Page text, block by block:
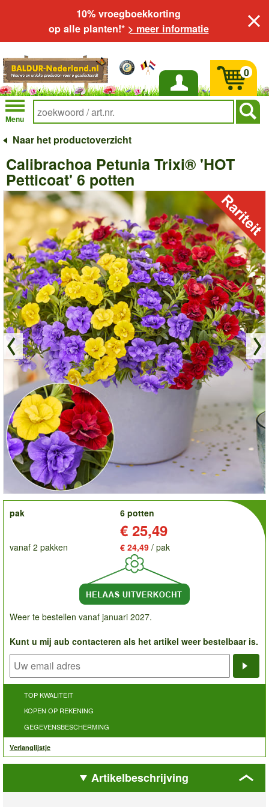
10% vroegboekkorting
op alle planten!* > meer informatie
Inloggen
Menu
0
Naar het productoverzicht
Calibrachoa Petunia Trixi® 'HOT
Petticoat' 6 potten
order
pak
6 potten
€ 25,49
vanaf 2 pakken € 24,49 / pak
Weer te bestellen vanaf januari 2027.
Kunt u mij aub contacteren als het artikel weer bestelbaar is.
TOP KWALITEIT
KOPEN OP REKENING
GEGEVENSBESCHERMING
Verlanglijstje
Artikelbeschrijving